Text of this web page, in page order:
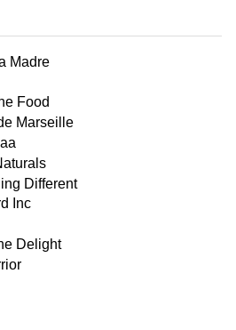
Madre
Food
Marseille
Different
Inc
Delight